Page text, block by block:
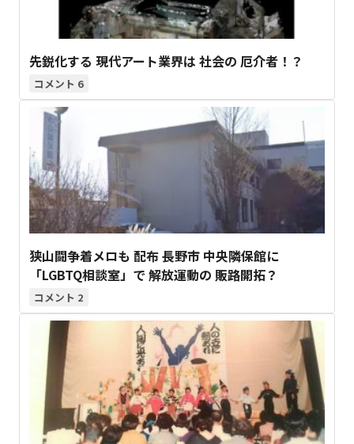
先鋭化する 現代アート業界は 社会の 厄介者！？
6
狭山闘争着メロも 配布 長野市 中央隣保館に
「LGBTQ相談室」で 解放運動の 販路開拓？
2